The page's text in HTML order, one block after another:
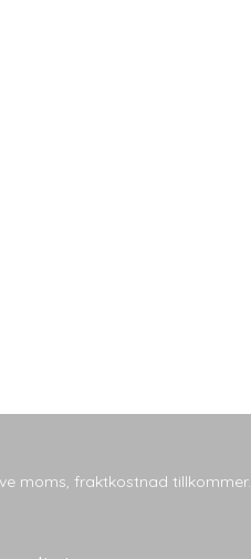
moms, fraktkostnad tillkommer.